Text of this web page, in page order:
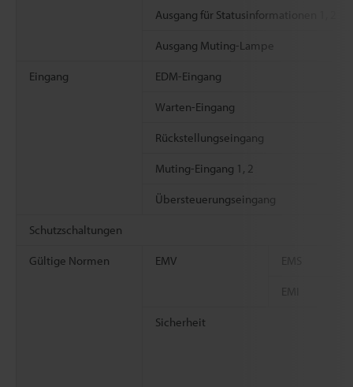
Ausgang für Statusinformationen 1, 2
Ausgang Muting-Lampe
Eingang EDM-Eingang
Warten-Eingang
Rückstellungseingang
Muting-Eingang 1, 2
Übersteuerungseingang
Schutzschaltungen
Gültige Normen EMV
Sicherheit